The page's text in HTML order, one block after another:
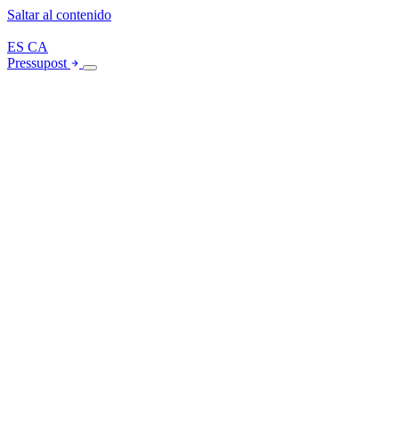
Saltar al contenido
ES CA
Pressupost